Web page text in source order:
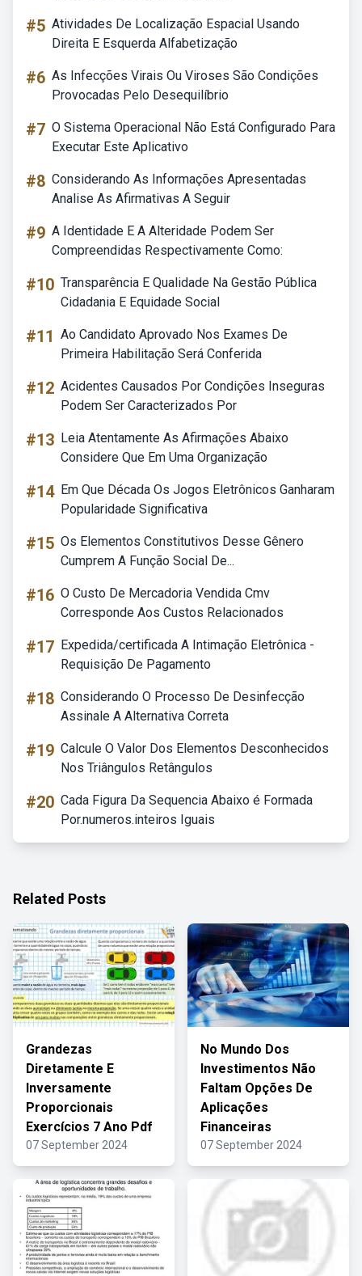
#5 Atividades De Localização Espacial Usando
Direita E Esquerda Alfabetização
#6 As Infecções Virais Ou Viroses São Condições
Provocadas Pelo Desequilíbrio
#7 O Sistema Operacional Não Está Configurado Para
Executar Este Aplicativo
#8 Considerando As Informações Apresentadas
Analise As Afirmativas A Seguir
#9 A Identidade E A Alteridade Podem Ser
Compreendidas Respectivamente Como:
#10 Transparência E Qualidade Na Gestão Pública
Cidadania E Equidade Social
#11 Ao Candidato Aprovado Nos Exames De
Primeira Habilitação Será Conferida
#12 Acidentes Causados Por Condições Inseguras
Podem Ser Caracterizados Por
#13 Leia Atentamente As Afirmações Abaixo
Considere Que Em Uma Organização
#14 Em Que Década Os Jogos Eletrônicos Ganharam
Popularidade Significativa
#15 Os Elementos Constitutivos Desse Gênero
Cumprem A Função Social De...
#16 O Custo De Mercadoria Vendida Cmv
Corresponde Aos Custos Relacionados
#17 Expedida/certificada A Intimação Eletrônica -
Requisição De Pagamento
#18 Considerando O Processo De Desinfecção
Assinale A Alternativa Correta
#19 Calcule O Valor Dos Elementos Desconhecidos
Nos Triângulos Retângulos
#20 Cada Figura Da Sequencia Abaixo é Formada
Por.numeros.inteiros Iguais
Related Posts
Grandezas
Diretamente E
Inversamente
Proporcionais
Exercícios 7 Ano Pdf
07 September 2024
No Mundo Dos
Investimentos Não
Faltam Opções De
Aplicações
Financeiras
07 September 2024